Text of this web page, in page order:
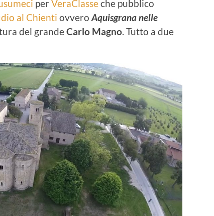
per VeraClasseche pubblico
al Chienti ovvero Aquisgrana nelle
del grandeCarlo Magno. Tutto a due